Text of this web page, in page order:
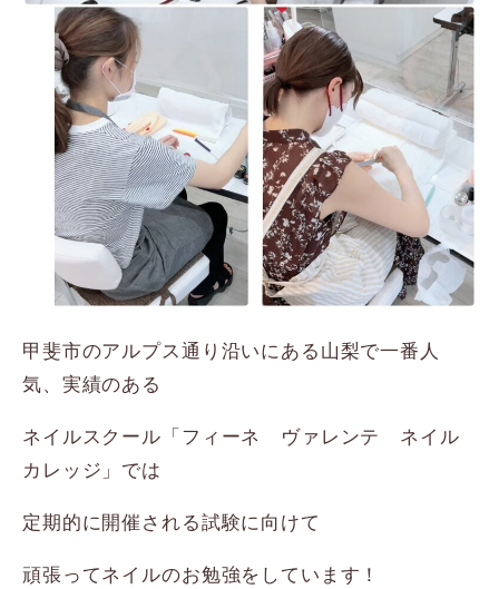
甲斐市のアルプス通り沿いにある山梨で一番人
気、実績のある
ネイルスクール「フィーネ ヴァレンテ ネイル
カレッジ」では
定期的に開催される試験に向けて
頑張ってネイルのお勉強をしています！